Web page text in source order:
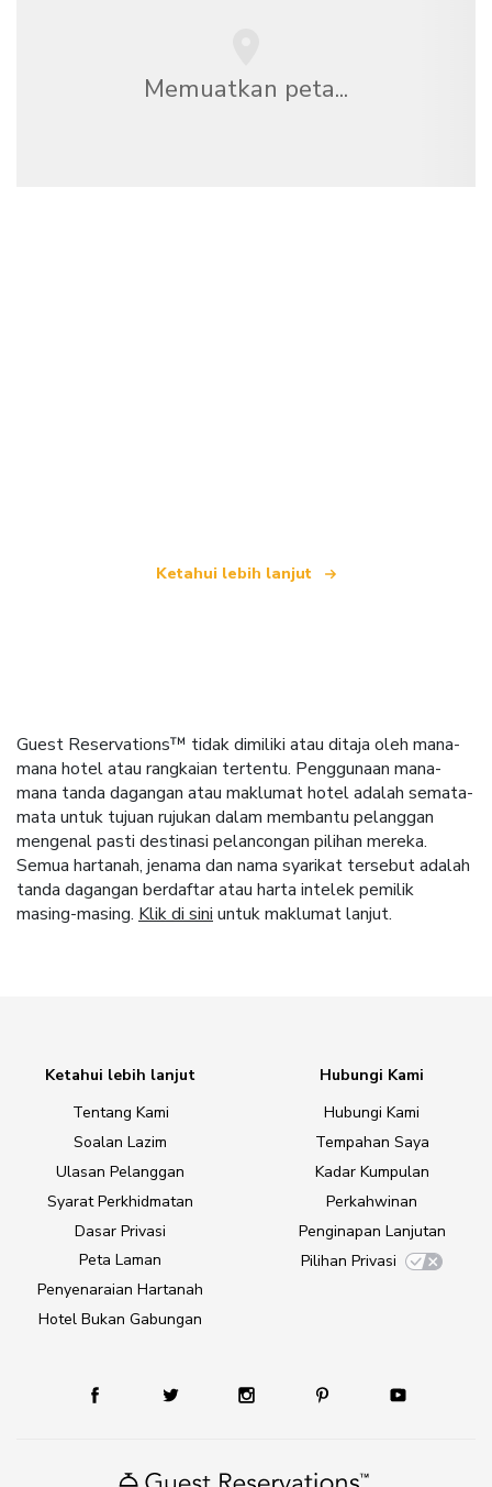
Memuatkan peta...
Ketahui lebih lanjut
Guest Reservations™ tidak dimiliki atau ditaja oleh mana-
mana hotel atau rangkaian tertentu. Penggunaan mana-
mana tanda dagangan atau maklumat hotel adalah semata-
mata untuk tujuan rujukan dalam membantu pelanggan
mengenal pasti destinasi pelancongan pilihan mereka.
Semua hartanah, jenama dan nama syarikat tersebut adalah
tanda dagangan berdaftar atau harta intelek pemilik
masing-masing. Klik di sini untuk maklumat lanjut.
Ketahui lebih lanjut
Tentang Kami
Soalan Lazim
Ulasan Pelanggan
Syarat Perkhidmatan
Dasar Privasi
Peta Laman
Penyenaraian Hartanah
Hotel Bukan Gabungan
Hubungi Kami
Hubungi Kami
Tempahan Saya
Kadar Kumpulan
Perkahwinan
Penginapan Lanjutan
Pilihan Privasi